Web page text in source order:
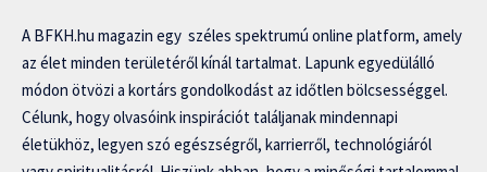
A BFKH.hu magazin egy széles spektrumú online platform, amely
az élet minden területéről kínál tartalmat. Lapunk egyedülálló
módon ötvözi a kortárs gondolkodást az időtlen bölcsességgel.
Célunk, hogy olvasóink inspirációt találjanak mindennapi
életükhöz, legyen szó egészségről, karrierről, technológiáról